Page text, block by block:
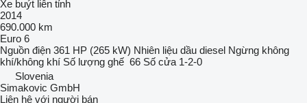
Xe buýt liên tỉnh
2014
690.000 km
Euro 6
Nguồn điện 361 HP (265 kW) Nhiên liệu dầu diesel Ngừng không
khí/không khí Số lượng ghế 66 Số cửa 1-2-0
Slovenia
Simakovic GmbH
Liên hệ với người bán